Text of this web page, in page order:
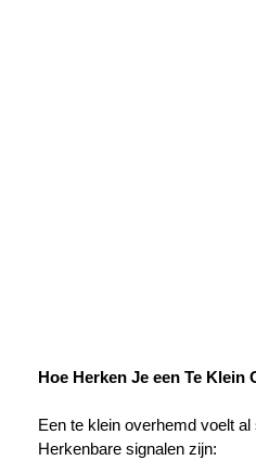
Hoe Herken Je een Te Klein
Een te klein overhemd voelt
Herkenbare signalen zijn: